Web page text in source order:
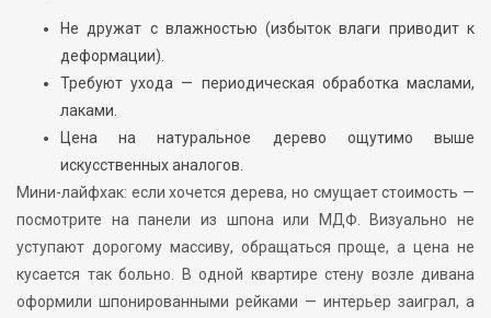
Не дружат с влажностью (избыток влаги приводит к
деформации).
Требуют ухода — периодическая обработка маслами,
лаками.
Цена на натуральное дерево ощутимо выше
искусственных аналогов.
Мини-лайфхак: если хочется дерева, но смущает стоимость —
посмотрите на панели из шпона или МДФ. Визуально не
уступают дорогому массиву, обращаться проще, а цена не
кусается так больно. В одной квартире стену возле дивана
оформили шпонированными рейками — интерьер заиграл, а